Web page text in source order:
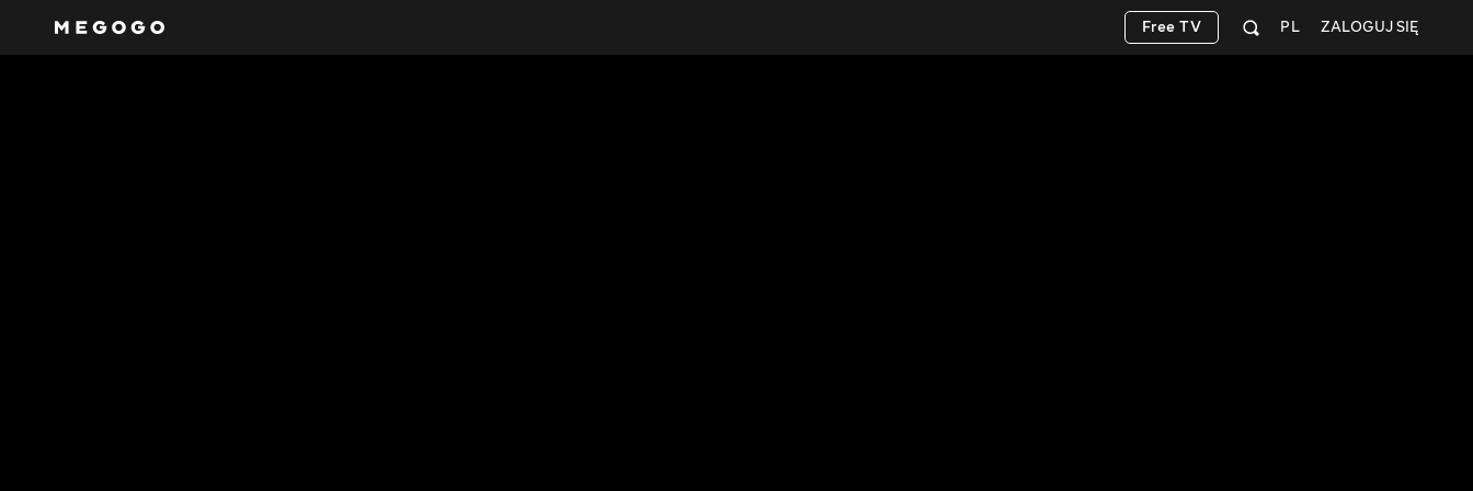
ZALOGUJ SIĘ
PL
Free TV